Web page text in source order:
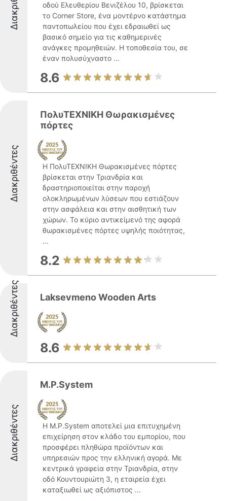
οδού Ελευθερίου Βενιζέλου 10, βρίσκεται
το Corner Store, ένα μοντέρνο κατάστημα
παντοπωλείου που έχει εδραιωθεί ως
βασικό σημείο για τις καθημερινές
ανάγκες προμηθειών. Η τοποθεσία του, σε
έναν πολυσύχναστο ...
8.6
Διακριθέντες
ΠολυΤΕΧΝΙΚΗ Θωρακισμένες
πόρτες
Η ΠολυΤΕΧΝΙΚΗ Θωρακισμένες πόρτες
βρίσκεται στην Τριανδρία και
δραστηριοποιείται στην παροχή
ολοκληρωμένων λύσεων που εστιάζουν
στην ασφάλεια και στην αισθητική των
χώρων. Το κύριο αντικείμενό της αφορά
θωρακισμένες πόρτες υψηλής ποιότητας,
...
8.2
Διακριθέντες Laksevmeno Wooden Arts
8.6
Διακριθέντες
M.P.System
Η M.P.System αποτελεί μια επιτυχημένη
επιχείρηση στον κλάδο του εμπορίου, που
προσφέρει πληθώρα προϊόντων και
υπηρεσιών προς την ελληνική αγορά. Με
κεντρικά γραφεία στην Τριανδρία, στην
οδό Κουντουριώτη 3, η εταιρεία έχει
καταξιωθεί ως αξιόπιστος ...